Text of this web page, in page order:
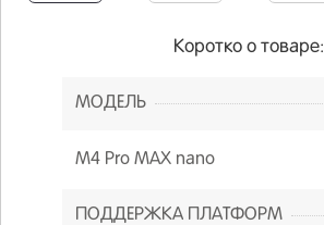
Коротко о товаре:
МОДЕЛЬ
M4 Pro MAX nano
ПОДДЕРЖКА ПЛАТФОРМ